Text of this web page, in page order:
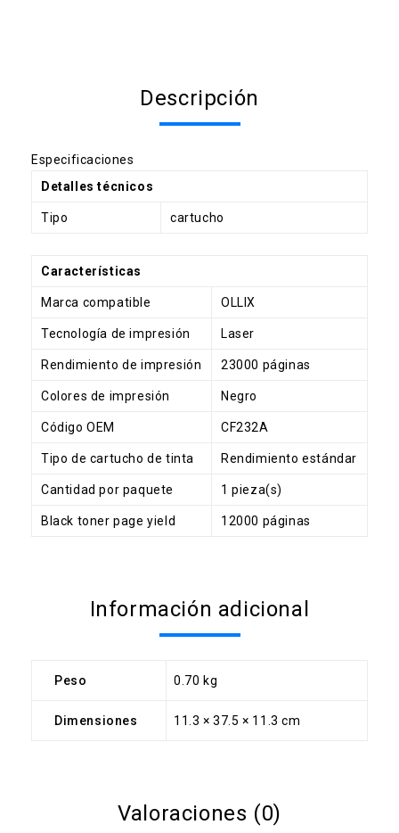
Descripción
Especificaciones
Detalles técnicos
Tipo cartucho
Características
Marca compatible OLLIX
Tecnología de impresión Laser
Rendimiento de impresión 23000 páginas
Colores de impresión Negro
Código OEM CF232A
Tipo de cartucho de tinta Rendimiento estándar
Cantidad por paquete 1 pieza(s)
Black toner page yield 12000 páginas
Información adicional
Peso 0.70 kg
Dimensiones 11.3 × 37.5 × 11.3 cm
Valoraciones (0)